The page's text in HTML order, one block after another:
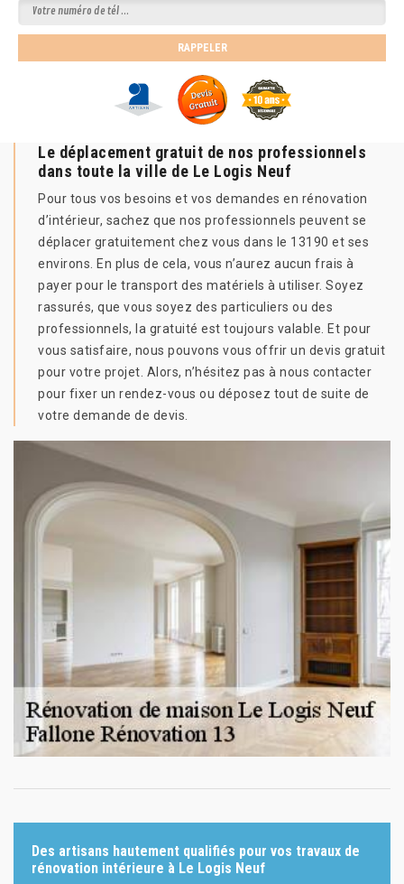
Le déplacement gratuit de nos professionnels
dans toute la ville de Le Logis Neuf
Pour tous vos besoins et vos demandes en rénovation
d’intérieur, sachez que nos professionnels peuvent se
déplacer gratuitement chez vous dans le 13190 et ses
environs. En plus de cela, vous n’aurez aucun frais à
payer pour le transport des matériels à utiliser. Soyez
rassurés, que vous soyez des particuliers ou des
professionnels, la gratuité est toujours valable. Et pour
vous satisfaire, nous pouvons vous offrir un devis gratuit
pour votre projet. Alors, n’hésitez pas à nous contacter
pour fixer un rendez-vous ou déposez tout de suite de
votre demande de devis.
Des artisans hautement qualifiés pour vos travaux de
rénovation intérieure à Le Logis Neuf